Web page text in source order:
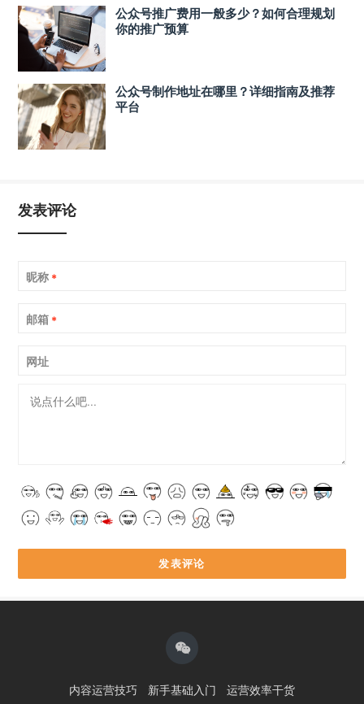
公众号推广费用一般多少？如何合理规划
你的推广预算
公众号制作地址在哪里？详细指南及推荐
平台
发表评论
昵称 *
邮箱 *
网址
内容运营技巧 新手基础入门 运营效率干货